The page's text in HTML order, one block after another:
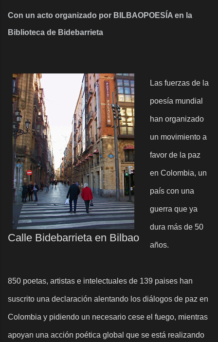
Con un acto organizado por BILBAOPOESÍA en la
Biblioteca de Bidebarrieta
Calle Bidebarrieta en Bilbao
Las fuerzas de la
poesía mundial
han organizado
un movimiento a
favor de la paz
en Colombia, un
país con una
guerra que ya
dura más de 50
años.
850 poetas, artistas e intelectuales de 139 paises han
suscrito una declaración alentando los diálogos de paz en
Colombia y pidiendo un necesario cese el fuego, mientras
apoyan una acción poética global que se está realizando